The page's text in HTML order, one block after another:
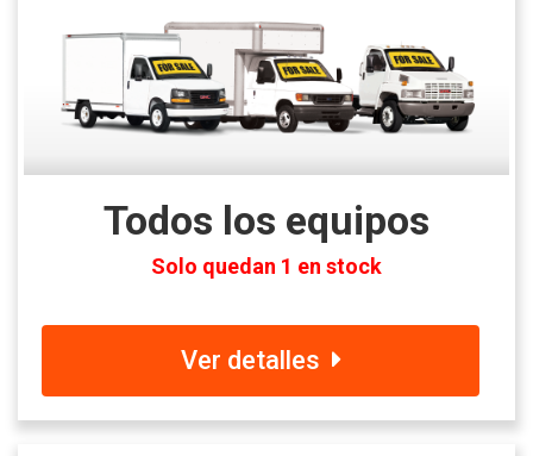
Todos los equipos
Solo quedan 1 en stock
Ver detalles